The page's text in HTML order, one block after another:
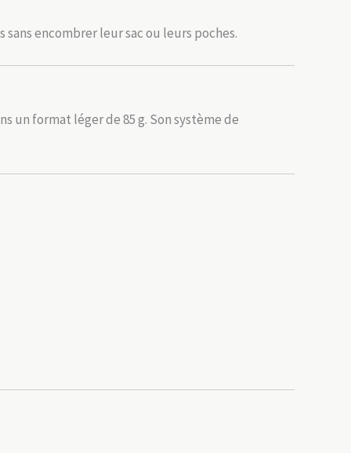
encombrer leur sac ou leurs poches.
un format léger de 85 g. Son système de